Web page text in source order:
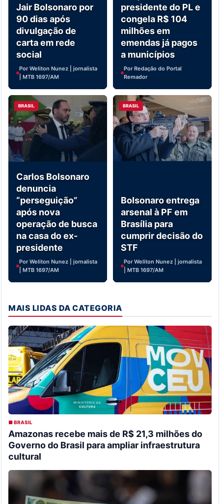
Jair Bolsonaro por
90 dias após
divulgação de
carta em rede
social
Por Weliton Nunez | jornalista
| MTB 1697/AM
presidente do PL e
congela R$ 104
milhões em
emendas já pagos
a municípios
Por Redação do Portal
Remador
BRASIL
Carlos Bolsonaro
denuncia
“perseguição”
após nova
operação de busca
na casa do ex-
presidente
Por Weliton Nunez | jornalista
| MTB 1697/AM
BRASIL
Bolsonaro entrega
arsenal à PF em
Brasília para
cumprir decisão do
STF
Por Weliton Nunez | jornalista
| MTB 1697/AM
MAIS LIDAS DA CATEGORIA
■ BRASIL
Amazonas recebe mais de R$ 21,3 milhões do
Governo do Brasil para ampliar infraestrutura
cultural